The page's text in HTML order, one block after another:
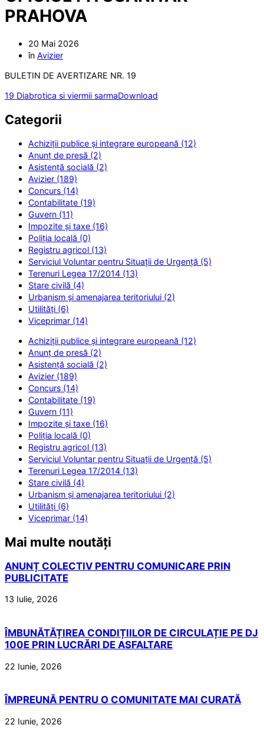
PRAHOVA
20 Mai 2026
în Avizier
BULETIN DE AVERTIZARE NR. 19
19 Diabrotica si viermii sarmaDownload
Categorii
Achiziții publice și integrare europeană (12)
Anunț de presă (2)
Asistență socială (2)
Avizier (189)
Concurs (14)
Contabilitate (19)
Guvern (11)
Impozite și taxe (16)
Poliția locală (0)
Registru agricol (13)
Serviciul Voluntar pentru Situații de Urgență (5)
Terenuri Legea 17/2014 (13)
Stare civilă (4)
Urbanism și amenajarea teritoriului (2)
Utilități (6)
Viceprimar (14)
Achiziții publice și integrare europeană (12)
Anunț de presă (2)
Asistență socială (2)
Avizier (189)
Concurs (14)
Contabilitate (19)
Guvern (11)
Impozite și taxe (16)
Poliția locală (0)
Registru agricol (13)
Serviciul Voluntar pentru Situații de Urgență (5)
Terenuri Legea 17/2014 (13)
Stare civilă (4)
Urbanism și amenajarea teritoriului (2)
Utilități (6)
Viceprimar (14)
Mai multe noutăți
ANUNȚ COLECTIV PENTRU COMUNICARE PRIN
PUBLICITATE
13 Iulie, 2026
ÎMBUNĂTĂȚIREA CONDIȚIILOR DE CIRCULAȚIE PE DJ
100E PRIN LUCRĂRI DE ASFALTARE
22 Iunie, 2026
ÎMPREUNĂ PENTRU O COMUNITATE MAI CURATĂ
22 Iunie, 2026